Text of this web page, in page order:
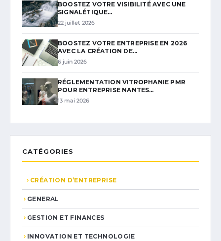
BOOSTEZ VOTRE VISIBILITÉ AVEC UNE
SIGNALÉTIQUE…
22 juillet 2026
BOOSTEZ VOTRE ENTREPRISE EN 2026
AVEC LA CRÉATION DE…
6 juin 2026
RÉGLEMENTATION VITROPHANIE PMR
POUR ENTREPRISE NANTES…
13 mai 2026
CATÉGORIES
CRÉATION D’ENTREPRISE
GENERAL
GESTION ET FINANCES
INNOVATION ET TECHNOLOGIE